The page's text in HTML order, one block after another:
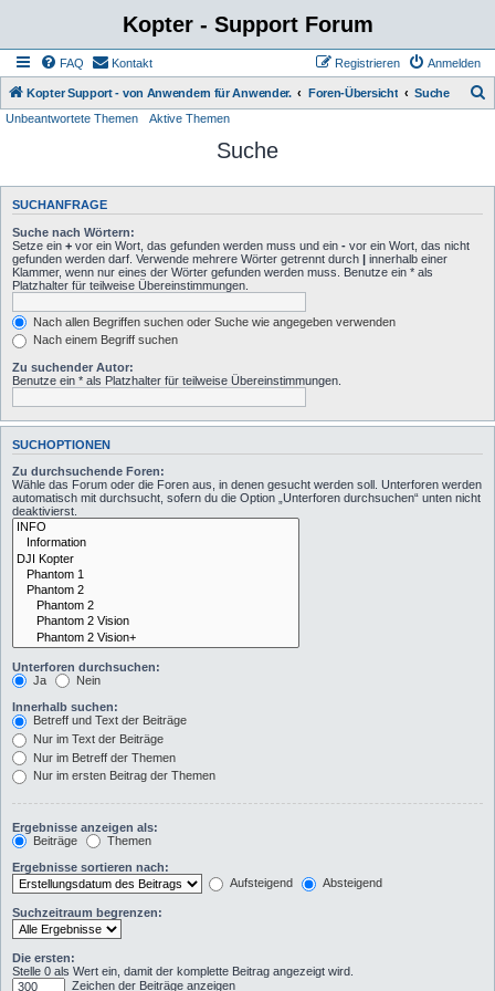
Kopter - Support Forum
FAQ Kontakt Anmelden
Registrieren
Kopter Support - von Anwendern für Anwender. Foren-Übersicht Suche
Unbeantwortete Themen Aktive Themen
Suche
SUCHANFRAGE
Suche nach Wörtern:
Setze ein + vor ein Wort, das gefunden werden muss und ein - vor ein Wort, das nicht
gefunden werden darf. Verwende mehrere Wörter getrennt durch | innerhalb einer
Klammer, wenn nur eines der Wörter gefunden werden muss. Benutze ein * als
Platzhalter für teilweise Übereinstimmungen.
Nach allen Begriffen suchen oder Suche wie angegeben verwenden
Nach einem Begriff suchen
Zu suchender Autor:
Benutze ein * als Platzhalter für teilweise Übereinstimmungen.
SUCHOPTIONEN
Zu durchsuchende Foren:
Wähle das Forum oder die Foren aus, in denen gesucht werden soll. Unterforen werden
automatisch mit durchsucht, sofern du die Option „Unterforen durchsuchen“ unten nicht
deaktivierst.
Unterforen durchsuchen:
Ja
Nein
Innerhalb suchen:
Betreff und Text der Beiträge
Nur im Text der Beiträge
Nur im Betreff der Themen
Nur im ersten Beitrag der Themen
Ergebnisse anzeigen als:
Beiträge
Themen
Ergebnisse sortieren nach:
Aufsteigend
Absteigend
Suchzeitraum begrenzen:
Die ersten:
Stelle 0 als Wert ein, damit der komplette Beitrag angezeigt wird.
Zeichen der Beiträge anzeigen